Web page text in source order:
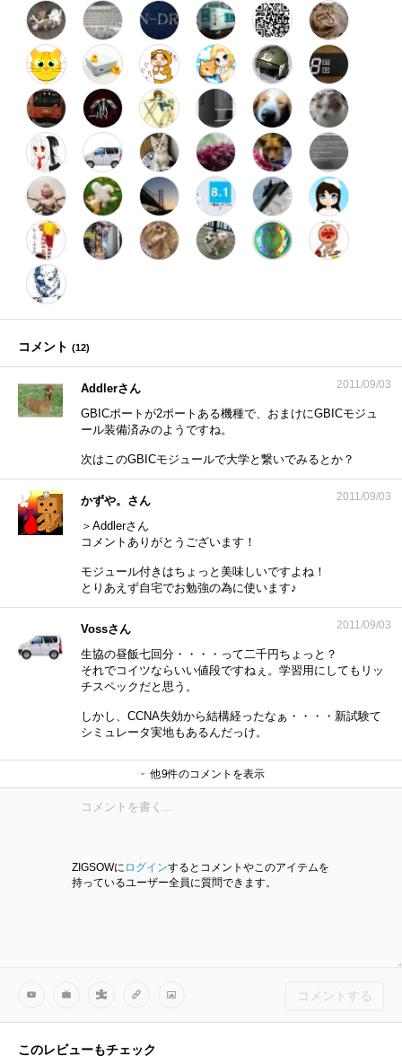
コメント (12)
Addlerさん 2011/09/03
GBICポートが2ポートある機種で、おまけにGBICモジュ
ール装備済みのようですね。
次はこのGBICモジュールで大学と繋いでみるとか？
かずや。さん 2011/09/03
＞Addlerさん
コメントありがとうございます！
モジュール付きはちょっと美味しいですよね！
とりあえず自宅でお勉強の為に使います♪
Vossさん 2011/09/03
生協の昼飯七回分・・・・って二千円ちょっと？
それでコイツならいい値段ですねぇ。学習用にしてもリッ
チスペックだと思う。
しかし、CCNA失効から結構経ったなぁ・・・・新試験て
シミュレータ実地もあるんだっけ。
かずや。さん
かげちゃんさん
かずや。さん
M.T.オーエンさん
かずや。さん
かずや。さん
marchinさん他9件のコメントを表示
ZIGSOWに ログインするとコメントやこのアイテムを
持っているユーザー全員に質問できます。
コメントする
このレビューもチェック